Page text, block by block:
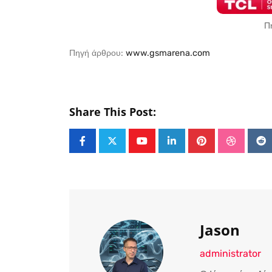
Πηγή άρθρου: www.gsmarena.com
Share This Post:
LinkedInPinterest
Jason
administrator